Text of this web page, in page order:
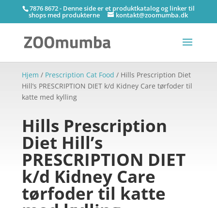
7876 8672 - Denne side er et produktkatalog og linker til
shops med produkterne kontakt@zoomumba.dk
Hjem / Prescription Cat Food / Hills Prescription Diet
Hill’s PRESCRIPTION DIET k/d Kidney Care tørfoder til
katte med kylling
Hills Prescription
Diet Hill’s
PRESCRIPTION DIET
k/d Kidney Care
tørfoder til katte